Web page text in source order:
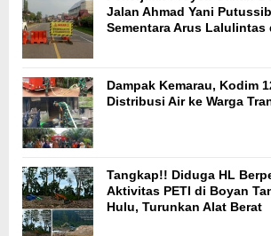
Jalan Ahmad Yani
Sementara Arus Lalulintas
Dampak Kemarau, Kodim
Distribusi Air ke Warga
Tangkap!! Diduga HL
Aktivitas PETI di Boyan
Hulu, Turunkan Alat Berat